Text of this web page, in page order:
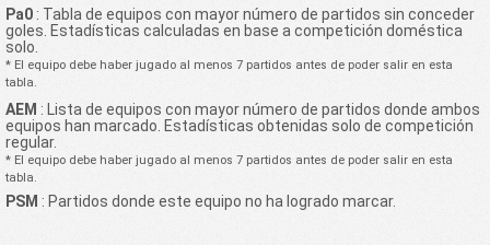
Pa0 : Tabla de equipos con mayor número de partidos sin conceder
goles. Estadísticas calculadas en base a competición doméstica
solo.
* El equipo debe haber jugado al menos 7 partidos antes de poder salir en esta
tabla.
AEM : Lista de equipos con mayor número de partidos donde ambos
equipos han marcado. Estadísticas obtenidas solo de competición
regular.
* El equipo debe haber jugado al menos 7 partidos antes de poder salir en esta
tabla.
PSM : Partidos donde este equipo no ha logrado marcar.